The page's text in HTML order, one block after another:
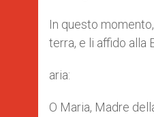
In questo
terra, e li affido alla
aria:
O Maria, Madre